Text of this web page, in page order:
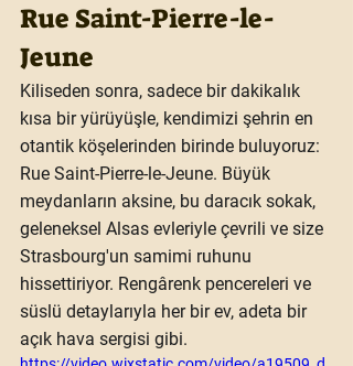
Rue Saint-Pierre-le-
Jeune
Kiliseden sonra, sadece bir dakikalık
kısa bir yürüyüşle, kendimizi şehrin en
otantik köşelerinden birinde buluyoruz:
Rue Saint-Pierre-le-Jeune. Büyük
meydanların aksine, bu daracık sokak,
geleneksel Alsas evleriyle çevrili ve size
Strasbourg'un samimi ruhunu
hissettiriyor. Rengârenk pencereleri ve
süslü detaylarıyla her bir ev, adeta bir
açık hava sergisi gibi.